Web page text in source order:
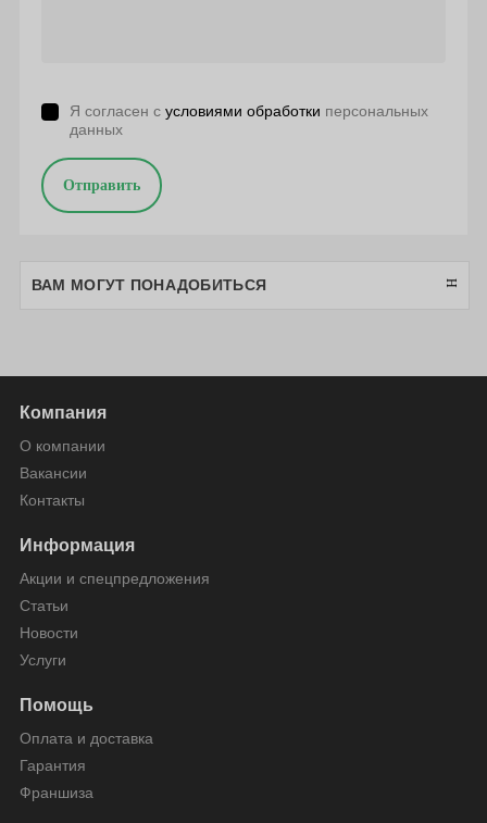
Я согласен с условиями обработки персональных
данных
Отправить
ВАМ МОГУТ ПОНАДОБИТЬСЯ
Компания
О компании
Вакансии
Контакты
Информация
Акции и спецпредложения
Статьи
Новости
Услуги
Помощь
Оплата и доставка
Гарантия
Франшиза